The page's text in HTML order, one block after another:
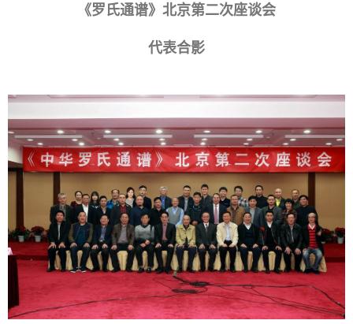
《罗氏通谱》北京第二次座谈会
代表合影